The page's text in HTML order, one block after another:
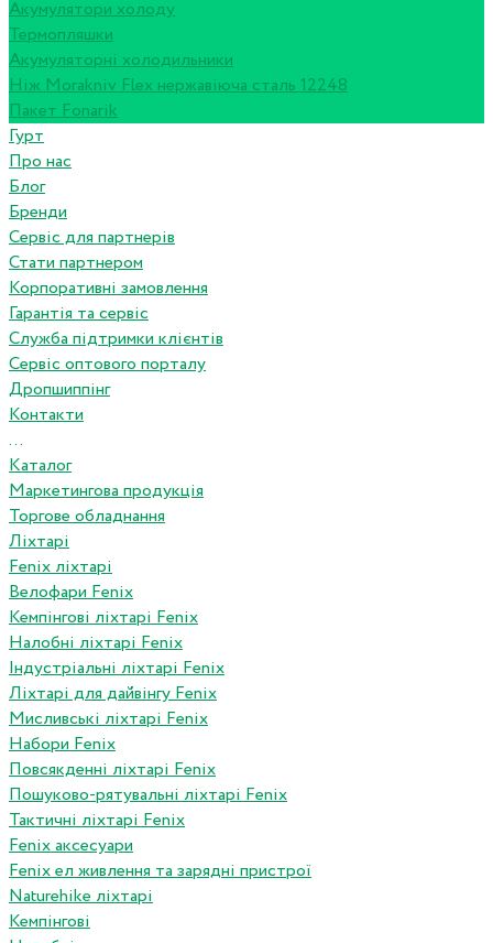
Акумулятори холоду
Термопляшки
Акумуляторні холодильники
Ніж Morakniv Flex нержавіюча сталь 12248
Пакет Fonarik
Гурт
Про нас
Блог
Бренди
Сервіс для партнерів
Стати партнером
Корпоративні замовлення
Гарантія та сервіс
Служба підтримки клієнтів
Сервіс оптового порталу
Дропшиппінг
Контакти
...
Каталог
Маркетингова продукція
Торгове обладнання
Ліхтарі
Fenix ліхтарі
Велофари Fenix
Кемпінгові ліхтарі Fenix
Налобні ліхтарі Fenix
Індустріальні ліхтарі Fenix
Ліхтарі для дайвінгу Fenix
Мисливські ліхтарі Fenix
Набори Fenix
Повсякденні ліхтарі Fenix
Пошуково-рятувальні ліхтарі Fenix
Тактичні ліхтарі Fenix
Fenix аксесуари
Fenix ел живлення та зарядні пристрої
Naturehike ліхтарі
Кемпінгові